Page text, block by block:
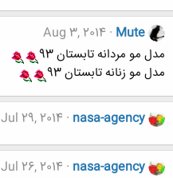
Mute
Aug 3, 2014
مدل مو مردانه تابستان 93
مدل مو زنانه تابستان 93
nasa-agency
Jul 29, 2014
nasa-agency
Jul 26, 2014